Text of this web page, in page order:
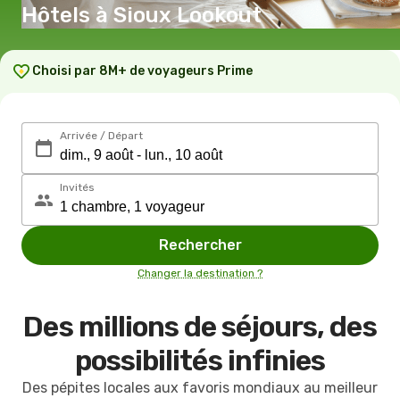
Hôtels à Sioux Lookout
Choisi par 8M+ de voyageurs Prime
Arrivée / Départ
Invités
Rechercher
Changer la destination ?
Des millions de séjours, des
possibilités infinies
Des pépites locales aux favoris mondiaux au meilleur